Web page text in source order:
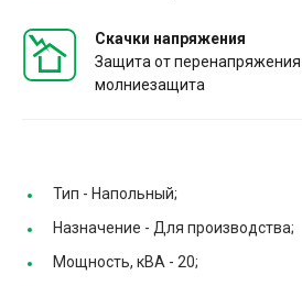
Скачки напряжения
Защита от перенапряжения
молниезащита
Тип - Напольный;
Назначение - Для производства;
Мощность, кВА - 20;